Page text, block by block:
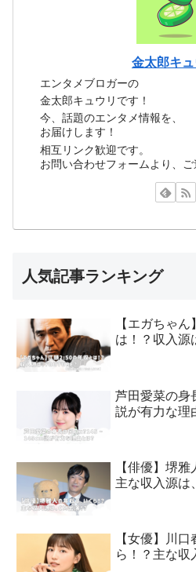
金太郎キュ
エンタメブロガーの
金太郎キュウリです！
今、話題のエンタメ情報を、
お届けします！
相互リンク歓迎です。
お問い合わせフォームより、ご
人気記事ランキング
【エガちゃ
は！？収入源
芦田愛菜の身
説が有力な理
【俳優】堺
主な収入源は
【女優】川
ら！？主な収